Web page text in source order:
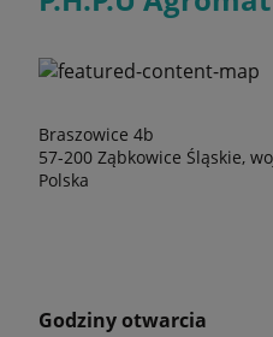
Braszowice 4b
57-200 Ząbkowice Śląskie,
Polska
Godziny otwarcia